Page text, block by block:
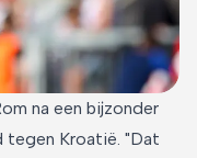
na een bijzonder
tegen Kroatië. "Dat